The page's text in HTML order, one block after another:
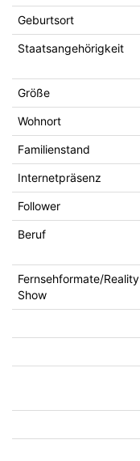
Geburtsort
Staatsangehörigkeit
Größe
Wohnort
Familienstand
Internetpräsenz
Follower
Beruf
Fernsehformate/Reality
Show